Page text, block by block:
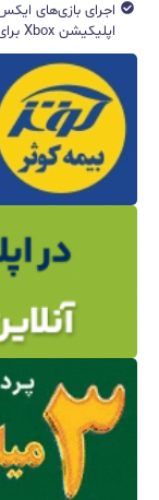
اجرای بازی‌های
اپلیکیشن Xbox برای VIDAA OS عرضه شد